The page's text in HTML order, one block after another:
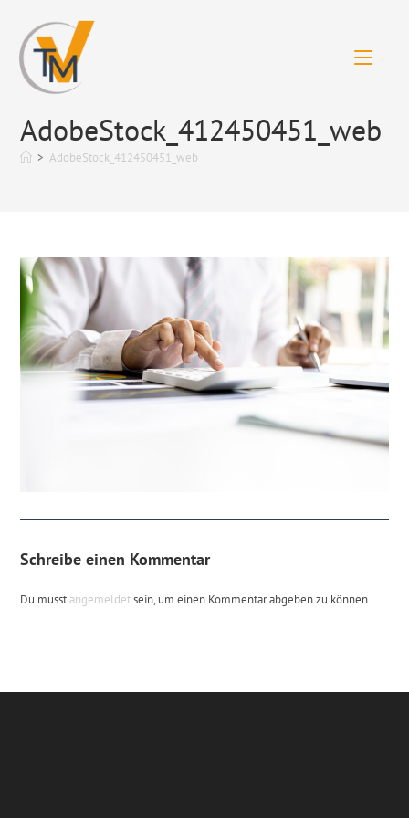
Inhalt
springen
AdobeStock_412450451_web
> AdobeStock_412450451_web
Schreibe einen Kommentar
Du musstangemeldetsein, um einen Kommentar abgeben zu können.